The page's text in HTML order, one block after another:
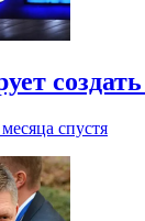
спустя